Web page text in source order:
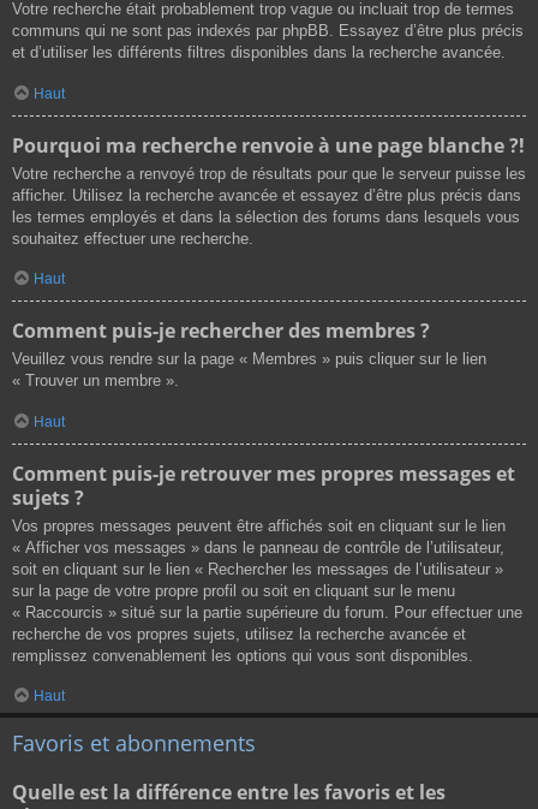
Votre recherche était probablement trop vague ou incluait trop de termes
communs qui ne sont pas indexés par phpBB. Essayez d’être plus précis
et d’utiliser les différents filtres disponibles dans la recherche avancée.
Haut
Pourquoi ma recherche renvoie à une page blanche ?!
Votre recherche a renvoyé trop de résultats pour que le serveur puisse les
afficher. Utilisez la recherche avancée et essayez d’être plus précis dans
les termes employés et dans la sélection des forums dans lesquels vous
souhaitez effectuer une recherche.
Haut
Comment puis-je rechercher des membres ?
Veuillez vous rendre sur la page « Membres » puis cliquer sur le lien
« Trouver un membre ».
Haut
Comment puis-je retrouver mes propres messages et
sujets ?
Vos propres messages peuvent être affichés soit en cliquant sur le lien
« Afficher vos messages » dans le panneau de contrôle de l’utilisateur,
soit en cliquant sur le lien « Rechercher les messages de l’utilisateur »
sur la page de votre propre profil ou soit en cliquant sur le menu
« Raccourcis » situé sur la partie supérieure du forum. Pour effectuer une
recherche de vos propres sujets, utilisez la recherche avancée et
remplissez convenablement les options qui vous sont disponibles.
Haut
Favoris et abonnements
Quelle est la différence entre les favoris et les